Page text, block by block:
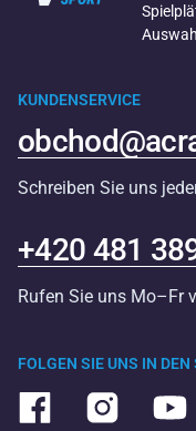
FOLGEN SIE UNS IN
KUNDENSERVICE
Schreiben Sie uns
+420 481
Rufen Sie uns Mo–Fr